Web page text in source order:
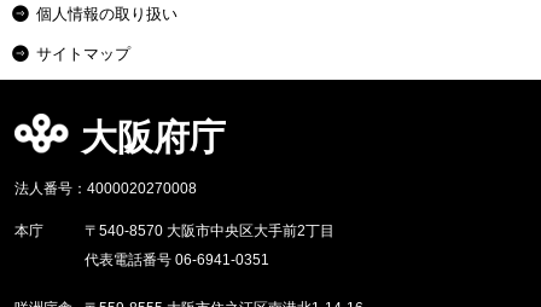
個人情報の取り扱い
サイトマップ
大阪府庁
法人番号：4000020270008
本庁
〒540-8570 大阪市中央区大手前2丁目
代表電話番号 06-6941-0351